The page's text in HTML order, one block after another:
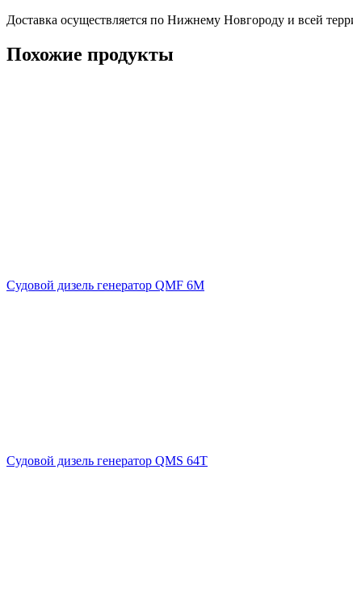
Доставка осуществляется по Нижнему Новгороду и всей
Похожие продукты
Судовой дизель генератор QMF 6M
Судовой дизель генератор QMS 64T